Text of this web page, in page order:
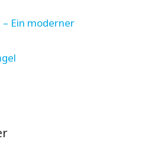
Ein moderner